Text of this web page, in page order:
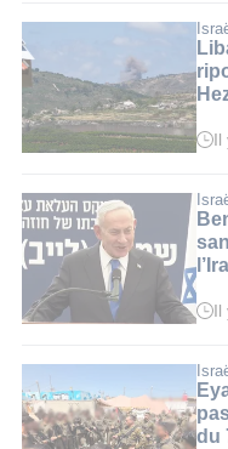
:
3
min.
:
2
min.
Il
:
4
min.
Il
du